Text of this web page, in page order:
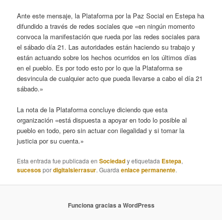
Ante este mensaje, la Plataforma por la Paz Social en Estepa ha
difundido a través de redes sociales que «en ningún momento
convoca la manifestación que rueda por las redes sociales para
el sábado día 21. Las autoridades están haciendo su trabajo y
están actuando sobre los hechos ocurridos en los últimos días
en el pueblo. Es por todo esto por lo que la Plataforma se
desvincula de cualquier acto que pueda llevarse a cabo el día 21
sábado.»
La nota de la Plataforma concluye diciendo que esta
organización «está dispuesta a apoyar en todo lo posible al
pueblo en todo, pero sin actuar con ilegalidad y si tomar la
justicia por su cuenta.»
Esta entrada fue publicada enSociedady etiquetada Estepa,
sucesospordigitalsierrasur. Guardaenlace permanente.
Funciona gracias a WordPress